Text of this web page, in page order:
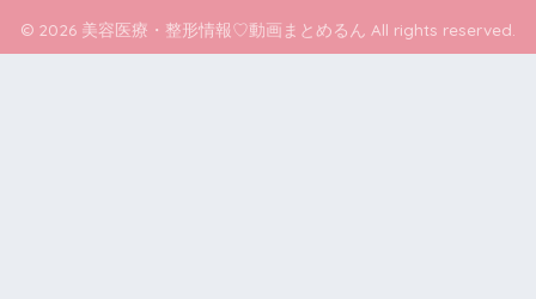
© 2026 美容医療・整形情報♡動画まとめるん All rights reserved.